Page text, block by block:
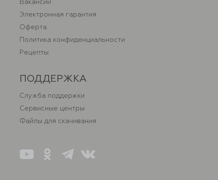
Вакансии
Электронная гарантия
Оферта
Политика конфиденциальности
Рецепты
ПОДДЕРЖКА
Служба поддержки
Сервисные центры
Файлы для скачивания